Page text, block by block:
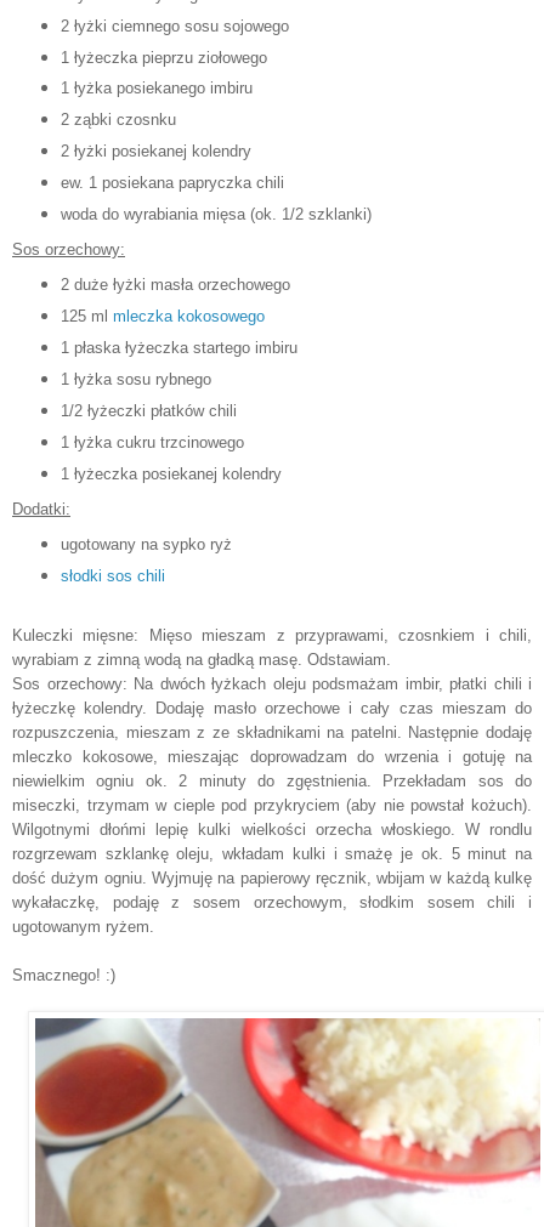
2 łyżki ciemnego sosu sojowego
1 łyżeczka pieprzu ziołowego
1 łyżka posiekanego imbiru
2 ząbki czosnku
2 łyżki posiekanej kolendry
ew. 1 posiekana papryczka chili
woda do wyrabiania mięsa (ok. 1/2 szklanki)
Sos orzechowy:
2 duże łyżki masła orzechowego
125 ml mleczka kokosowego
1 płaska łyżeczka startego imbiru
1 łyżka sosu rybnego
1/2 łyżeczki płatków chili
1 łyżka cukru trzcinowego
1 łyżeczka posiekanej kolendry
Dodatki:
ugotowany na sypko ryż
słodki sos chili
Kuleczki mięsne: Mięso mieszam z przyprawami, czosnkiem i chili,
wyrabiam z zimną wodą na gładką masę. Odstawiam.
Sos orzechowy: Na dwóch łyżkach oleju podsmażam imbir, płatki chili i
łyżeczkę kolendry. Dodaję masło orzechowe i cały czas mieszam do
rozpuszczenia, mieszam z ze składnikami na patelni. Następnie dodaję
mleczko kokosowe, mieszając doprowadzam do wrzenia i gotuję na
niewielkim ogniu ok. 2 minuty do zgęstnienia. Przekładam sos do
miseczki, trzymam w cieple pod przykryciem (aby nie powstał kożuch).
Wilgotnymi dłońmi lepię kulki wielkości orzecha włoskiego. W rondlu
rozgrzewam szklankę oleju, wkładam kulki i smażę je ok. 5 minut na
dość dużym ogniu. Wyjmuję na papierowy ręcznik, wbijam w każdą kulkę
wykałaczkę, podaję z sosem orzechowym, słodkim sosem chili i
ugotowanym ryżem.
Smacznego! :)